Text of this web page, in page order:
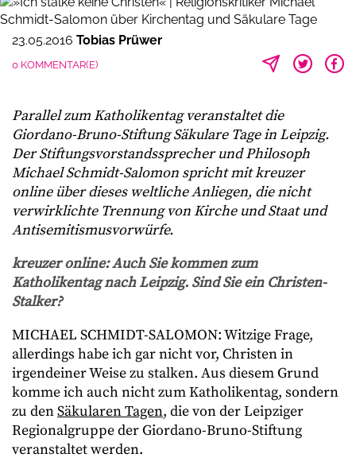
23.05.2016 Tobias Prüwer
0 KOMMENTAR(E)
Parallel zum Katholikentag veranstaltet die
Giordano-Bruno-Stiftung Säkulare Tage in Leipzig.
Der Stiftungsvorstandssprecher und Philosoph
Michael Schmidt-Salomon spricht mit kreuzer
online über dieses weltliche Anliegen, die nicht
verwirklichte Trennung von Kirche und Staat und
Antisemitismusvorwürfe.
kreuzer online: Auch Sie kommen zum
Katholikentag nach Leipzig. Sind Sie ein Christen-
Stalker?
MICHAEL SCHMIDT-SALOMON: Witzige Frage,
allerdings habe ich gar nicht vor, Christen in
irgendeiner Weise zu stalken. Aus diesem Grund
komme ich auch nicht zum Katholikentag, sondern
zu denSäkularen Tagen, die von der Leipziger
Regionalgruppe der Giordano-Bruno-Stiftung
veranstaltet werden.